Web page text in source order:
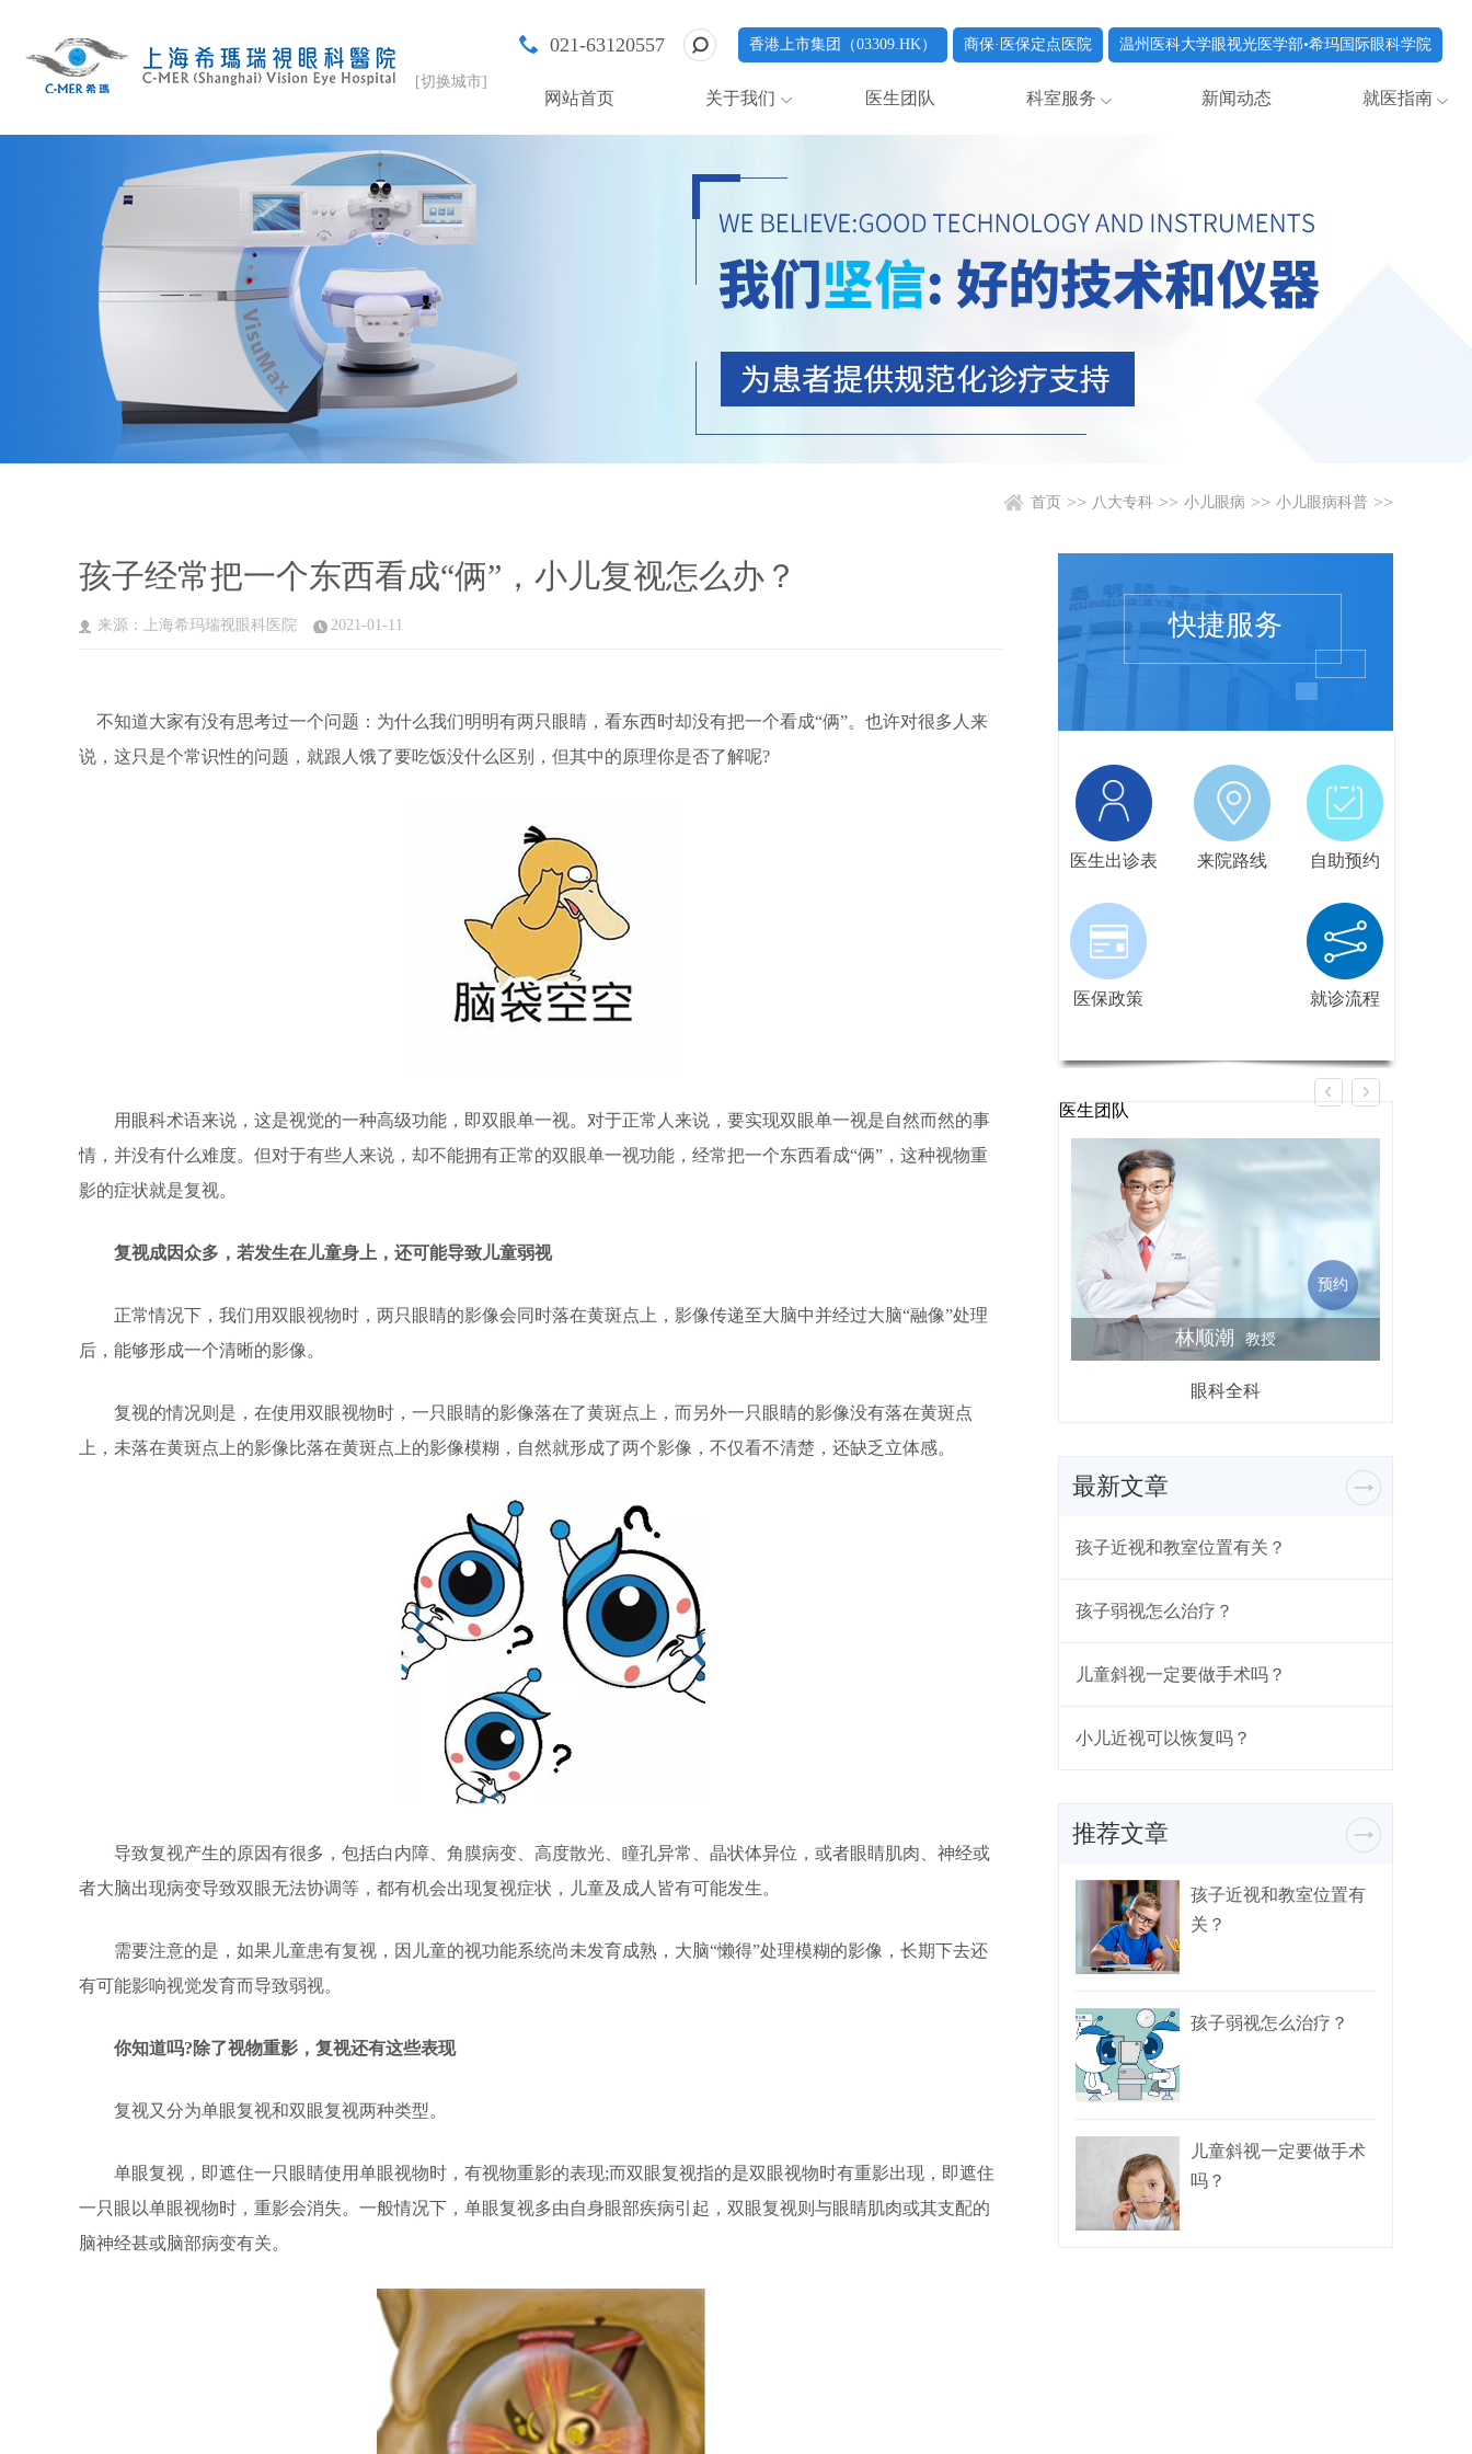
[切换城市]
021-63120557 香港上市集团（03309.HK） 商保·医保定点医院 温州医科大学眼视光医学部•希玛国际眼科学院
网站首页 关于我们 医生团队 科室服务 新闻动态 就医指南
首页 >> 八大专科 >> 小儿眼病 >> 小儿眼病科普 >>
孩子经常把一个东西看成“俩”，小儿复视怎么办？
来源：上海希玛瑞视眼科医院 2021-01-11
不知道大家有没有思考过一个问题：为什么我们明明有两只眼睛，看东西时却没有把一个看成“俩”。也许对很多人来
说，这只是个常识性的问题，就跟人饿了要吃饭没什么区别，但其中的原理你是否了解呢?
用眼科术语来说，这是视觉的一种高级功能，即双眼单一视。对于正常人来说，要实现双眼单一视是自然而然的事
情，并没有什么难度。但对于有些人来说，却不能拥有正常的双眼单一视功能，经常把一个东西看成“俩”，这种视物重
影的症状就是复视。
复视成因众多，若发生在儿童身上，还可能导致儿童弱视
正常情况下，我们用双眼视物时，两只眼睛的影像会同时落在黄斑点上，影像传递至大脑中并经过大脑“融像”处理
后，能够形成一个清晰的影像。
复视的情况则是，在使用双眼视物时，一只眼睛的影像落在了黄斑点上，而另外一只眼睛的影像没有落在黄斑点
上，未落在黄斑点上的影像比落在黄斑点上的影像模糊，自然就形成了两个影像，不仅看不清楚，还缺乏立体感。
导致复视产生的原因有很多，包括白内障、角膜病变、高度散光、瞳孔异常、晶状体异位，或者眼睛肌肉、神经或
者大脑出现病变导致双眼无法协调等，都有机会出现复视症状，儿童及成人皆有可能发生。
需要注意的是，如果儿童患有复视，因儿童的视功能系统尚未发育成熟，大脑“懒得”处理模糊的影像，长期下去还
有可能影响视觉发育而导致弱视。
你知道吗?除了视物重影，复视还有这些表现
复视又分为单眼复视和双眼复视两种类型。
单眼复视，即遮住一只眼睛使用单眼视物时，有视物重影的表现;而双眼复视指的是双眼视物时有重影出现，即遮住
一只眼以单眼视物时，重影会消失。一般情况下，单眼复视多由自身眼部疾病引起，双眼复视则与眼睛肌肉或其支配的
脑神经甚或脑部病变有关。
快捷服务
医生出诊表 来院路线 自助预约
医保政策 就诊流程
医生团队
林顺潮 教授
预约
眼科全科
最新文章
孩子近视和教室位置有关？
孩子弱视怎么治疗？
儿童斜视一定要做手术吗？
小儿近视可以恢复吗？
推荐文章
孩子近视和教室位置有
关？
孩子弱视怎么治疗？
儿童斜视一定要做手术
吗？